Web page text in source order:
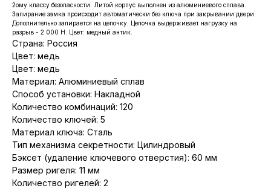
2ому классу безопасности. Литой корпус выполнен из алюминиевого сплава.
Запирание замка происходит автоматически без ключа пpи закрывании двери.
Дополнительно запирается на цепочку. Цепочка выдерживает нагрузку на
разрыв - 2 000 Н. Цвет: медный антик.
Страна: Россия
Цвет: медь
Цвет: медь
Материал: Алюминиевый сплав
Способ установки: Накладной
Количество комбинаций: 120
Количество ключей: 5
Материал ключа: Сталь
Тип механизма секретности: Цилиндровый
Бэксет (удаление ключевого отверстия): 60 мм
Размер ригеля: 11 мм
Количество ригелей: 2